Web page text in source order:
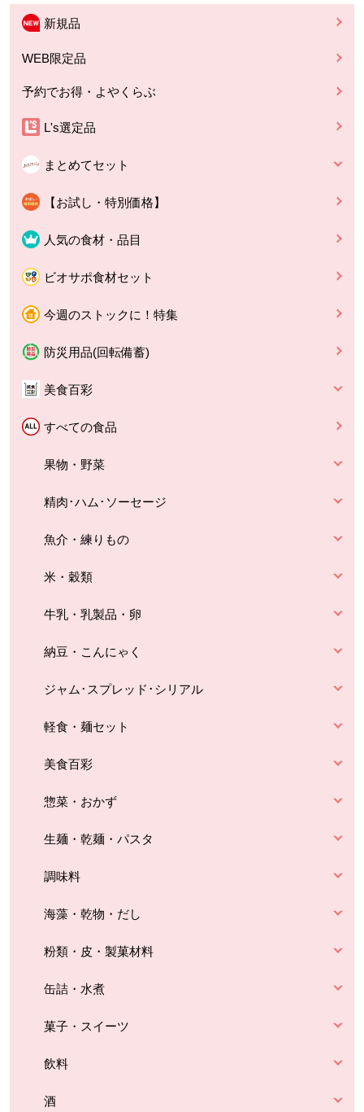
新規品
WEB限定品
予約でお得・よやくらぶ
L's選定品
まとめてセット
【お試し・特別価格】
人気の食材・品目
ビオサポ食材セット
今週のストックに！特集
防災用品(回転備蓄)
美食百彩
すべての食品
果物・野菜
精肉･ハム･ソーセージ
魚介・練りもの
米・穀類
牛乳・乳製品・卵
納豆・こんにゃく
ジャム･スプレッド･シリアル
軽食・麺セット
美食百彩
惣菜・おかず
生麺・乾麺・パスタ
調味料
海藻・乾物・だし
粉類・皮・製菓材料
缶詰・水煮
菓子・スイーツ
飲料
酒